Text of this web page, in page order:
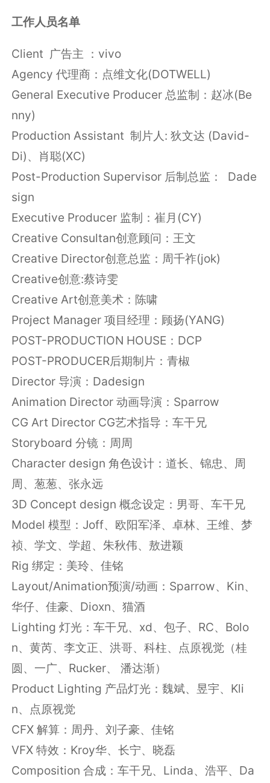
工作人员名单
Client 广告主 ：vivo
Agency 代理商：点维文化(DOTWELL)
General Executive Producer 总监制：赵冰(Be
nny)
Production Assistant 制片人: 狄文达 (David-
Di)、肖聪(XC)
Post-Production Supervisor 后制总监： Dade
sign
Executive Producer 监制：崔月(CY)
Creative Consultan创意顾问：王文
Creative Director创意总监：周千祚(jok)
Creative创意:蔡诗雯
Creative Art创意美术：陈啸
Project Manager 项目经理：顾扬(YANG)
POST-PRODUCTION HOUSE：DCP
POST-PRODUCER后期制片：青椒
Director 导演：Dadesign
Animation Director 动画导演：Sparrow
CG Art Director CG艺术指导：车干兄
Storyboard 分镜：周周
Character design 角色设计：道长、锦忠、周
周、葱葱、张永远
3D Concept design 概念设定：男哥、车干兄
Model 模型：Joff、欧阳军泽、卓林、王维、梦
祯、学文、学超、朱秋伟、敖进颖
Rig 绑定：美玲、佳铭
Layout/Animation预演/动画：Sparrow、Kin、
华仔、佳豪、Dioxn、猫酒
Lighting 灯光：车干兄、xd、包子、RC、Bolo
n、黄芮、李文正、洪哥、科柱、点原视觉（桂
圆、一广、Rucker、 潘达渐）
Product Lighting 产品灯光：魏斌、昱宇、Kli
n、点原视觉
CFX 解算：周丹、刘子豪、佳铭
VFX 特效：Kroy华、长宁、晓磊
Composition 合成：车干兄、Linda、浩平、Da